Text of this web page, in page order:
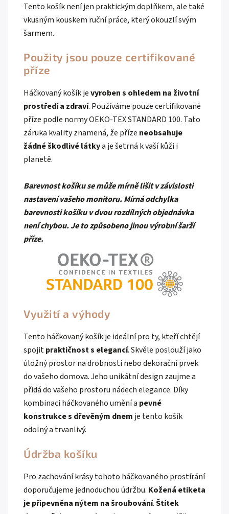
Tento košík není jen praktickým doplňkem, ale také
vkusným kouskem ruční práce, který okouzlí svým
šarmem.
Použity jsou pouze certifikované
příze
Háčkovaný košík jevyroben s ohledem na životní
prostředí a zdraví. Používáme pouze certifikované
příze podle normy OEKO-TEX STANDARD 100. Tato
záruka kvality znamená, že příze neobsahuje
žádné škodlivé látkya je šetrná k vaší kůži i
planetě.
Barevnost košíku se může mírně lišit v závislosti
nastavení vašeho monitoru. Mírná odchylka
barevnosti košíku v dvou rozdílných objednávka
není chybou. Je to způsobeno jinou výrobní šarží
příze.
Využití a výhody
Tento háčkovaný košík je ideální pro ty, kteří chtějí
spojitpraktičnost s elegancí. Skvěle poslouží jako
úložný prostor na drobnosti nebo dekorační prvek
do vašeho domova. Jeho unikátní design zaujme a
přidá do vašeho prostoru nádech elegance. Díky
kombinaci háčkovaného umění a pevné
konstrukce s dřevěným dnem je tento košík
odolný a trvanlivý.
Údržba košíku
Pro zachování krásy tohoto háčkovaného prostírání
doporučujeme jednoduchou údržbu. Kožená etiketa
je připevněna nýtem na šroubování.Štítek